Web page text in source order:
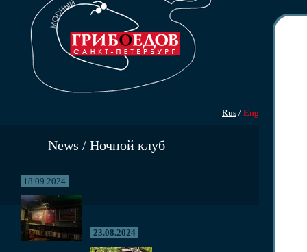
Rus / Eng
News / Ночной клуб
18.09.2024
23.08.2024